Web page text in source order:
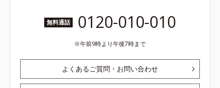
無料通話 0120-010-010
午前9時より午後7時まで
よくあるご質問・お問い合わせ